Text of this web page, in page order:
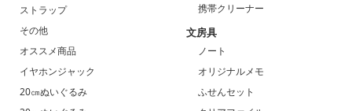
ストラップ
その他
オススメ商品
イヤホンジャック
20㎝ぬいぐるみ
携帯クリーナー
文房具
ノート
オリジナルメモ
ふせんセット